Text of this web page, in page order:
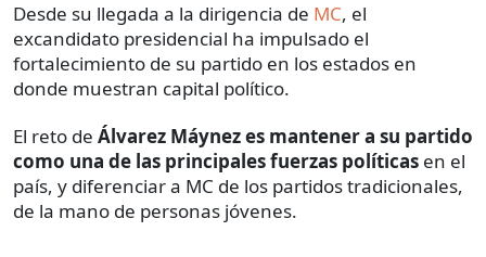
Desde su llegada a la dirigencia de MC, el
excandidato presidencial ha impulsado el
fortalecimiento de su partido en los estados en
donde muestran capital político.
El reto de Álvarez Máynez es mantener a su partido
como una de las principales fuerzas políticas en el
país, y diferenciar a MC de los partidos tradicionales,
de la mano de personas jóvenes.